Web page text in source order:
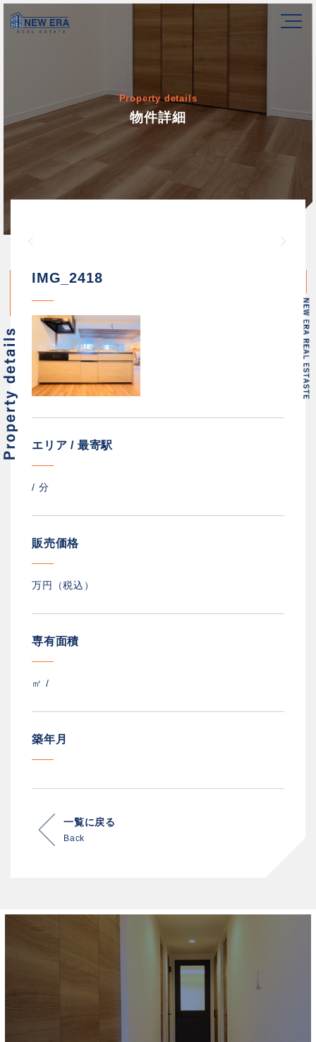
Property details
物件詳細
/home/newerakk/
IMG_2418
エリア / 最寄駅
/ 分
販売価格
万円（税込）
専有面積
㎡ /
築年月
一覧に戻る
Back